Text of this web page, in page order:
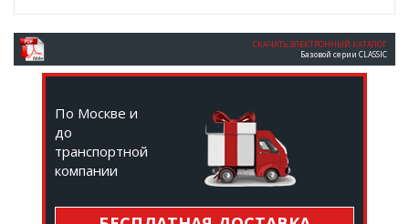
СКАЧАТЬ ЭЛЕКТРОННЫЙ КАТАЛОГ
Базовой серии CLASSIC
По Москве и
до
транспортной
компании